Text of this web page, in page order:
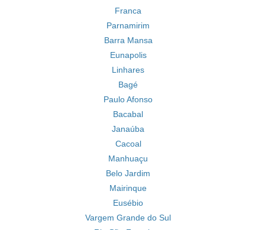
Franca
Parnamirim
Barra Mansa
Eunapolis
Linhares
Bagé
Paulo Afonso
Bacabal
Janaúba
Cacoal
Manhuaçu
Belo Jardim
Mairinque
Eusébio
Vargem Grande do Sul